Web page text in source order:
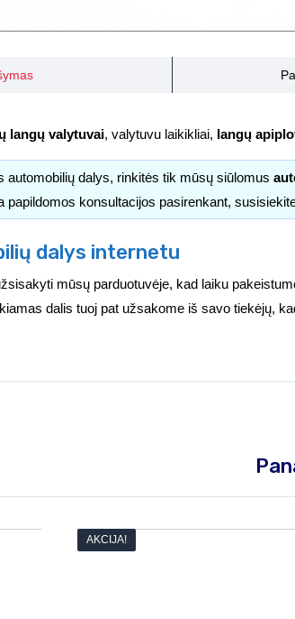
langų valytuvai, valytuvu laikikliai, langų
automobilių dalys, rinkitės tik mūsų siūlomus
papildomos konsultacijos pasirenkant,
dalys internetu
mūsų parduotuvėje, kad laiku
dalis tuoj pat užsakome iš savo tiekėjų,
AKCIJA!